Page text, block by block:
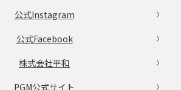
公式Instagram
公式Facebook
株式会社平和
PGM公式サイト